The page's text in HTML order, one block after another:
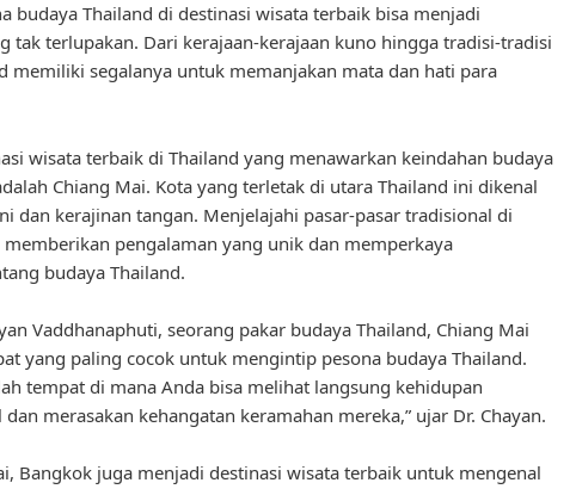
budaya Thailand di destinasi wisata terbaik bisa menjadi
tak terlupakan. Dari kerajaan-kerajaan kuno hingga tradisi-tradisi
memiliki segalanya untuk memanjakan mata dan hati para
wisata terbaik di Thailand yang menawarkan keindahan budaya
Chiang Mai. Kota yang terletak di utara Thailand ini dikenal
dan kerajinan tangan. Menjelajahi pasar-pasar tradisional di
memberikan pengalaman yang unik dan memperkaya
budaya Thailand.
Vaddhanaphuti, seorang pakar budaya Thailand, Chiang Mai
yang paling cocok untuk mengintip pesona budaya Thailand.
tempat di mana Anda bisa melihat langsung kehidupan
merasakan kehangatan keramahan mereka,” ujar Dr. Chayan.
Bangkok juga menjadi destinasi wisata terbaik untuk mengenal